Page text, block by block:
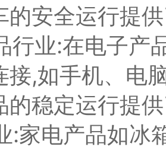
的安全运行提
行业:在电子产
接,如手机、电
的稳定运行提
:家电产品如冰